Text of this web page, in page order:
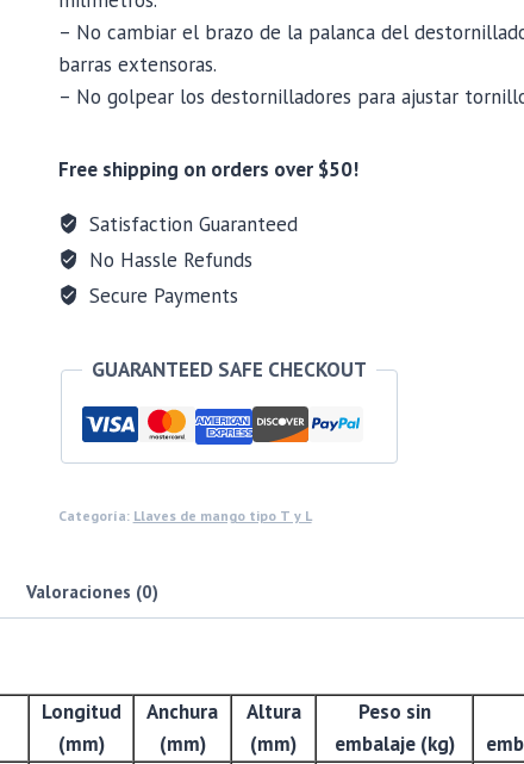
– No cambiar el brazo de la palanca del
barras extensoras.
– No golpear los destornilladores para ajustar
Free shipping on orders over $50!
Satisfaction Guaranteed
No Hassle Refunds
Secure Payments
GUARANTEED SAFE CHECKOUT
Categoría: Llaves de mango tipo T y L
Valoraciones (0)
Longitud
(mm)
Anchura
(mm)
Altura
(mm)
Peso sin
embalaje (kg)